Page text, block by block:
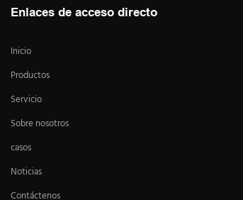
Enlaces de acceso directo
Inicio
Productos
Servicio
Sobre nosotros
casos
Noticias
Contáctenos